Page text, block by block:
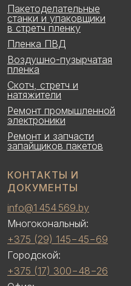
Пакетоделательные
станки и упаковщики
в стретч пленку
Пленка ПВД
Воздушно-пузырчатая
пленка
Скотч, стретч и
натяжители
Ремонт промышленной
электроники
Ремонт и запчасти
запайщиков пакетов
КОНТАКТЫ И
ДОКУМЕНТЫ
info@1 454 569.by
Многокональный:
+375 (29) 145−45−69
Городской:
+375 (17) 300−48−26